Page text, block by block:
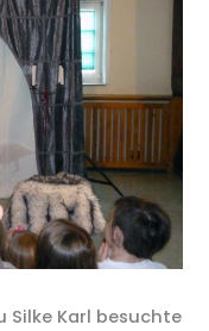
Silke Karl besuchte